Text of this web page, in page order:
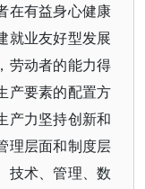
在有益身心健康
就业友好型发展
劳动者的能力得
产要素的配置方
产力坚持创新和
理层面和制度层
技术、管理、数